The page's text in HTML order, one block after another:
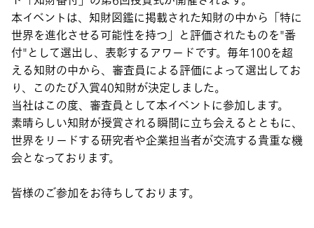
本イベントは、知財図鑑に掲載された知財の中から「特に
世界を進化させる可能性を持つ」と評価されたものを"番
付"として選出し、表彰するアワードです。毎年100を超
える知財の中から、審査員による評価によって選出してお
り、このたび入賞40知財が決定しました。
当社はこの度、審査員として本イベントに参加します。
素晴らしい知財が授賞される瞬間に立ち会えるとともに、
世界をリードする研究者や企業担当者が交流する貴重な機
会となっております。
皆様のご参加をお待ちしております。